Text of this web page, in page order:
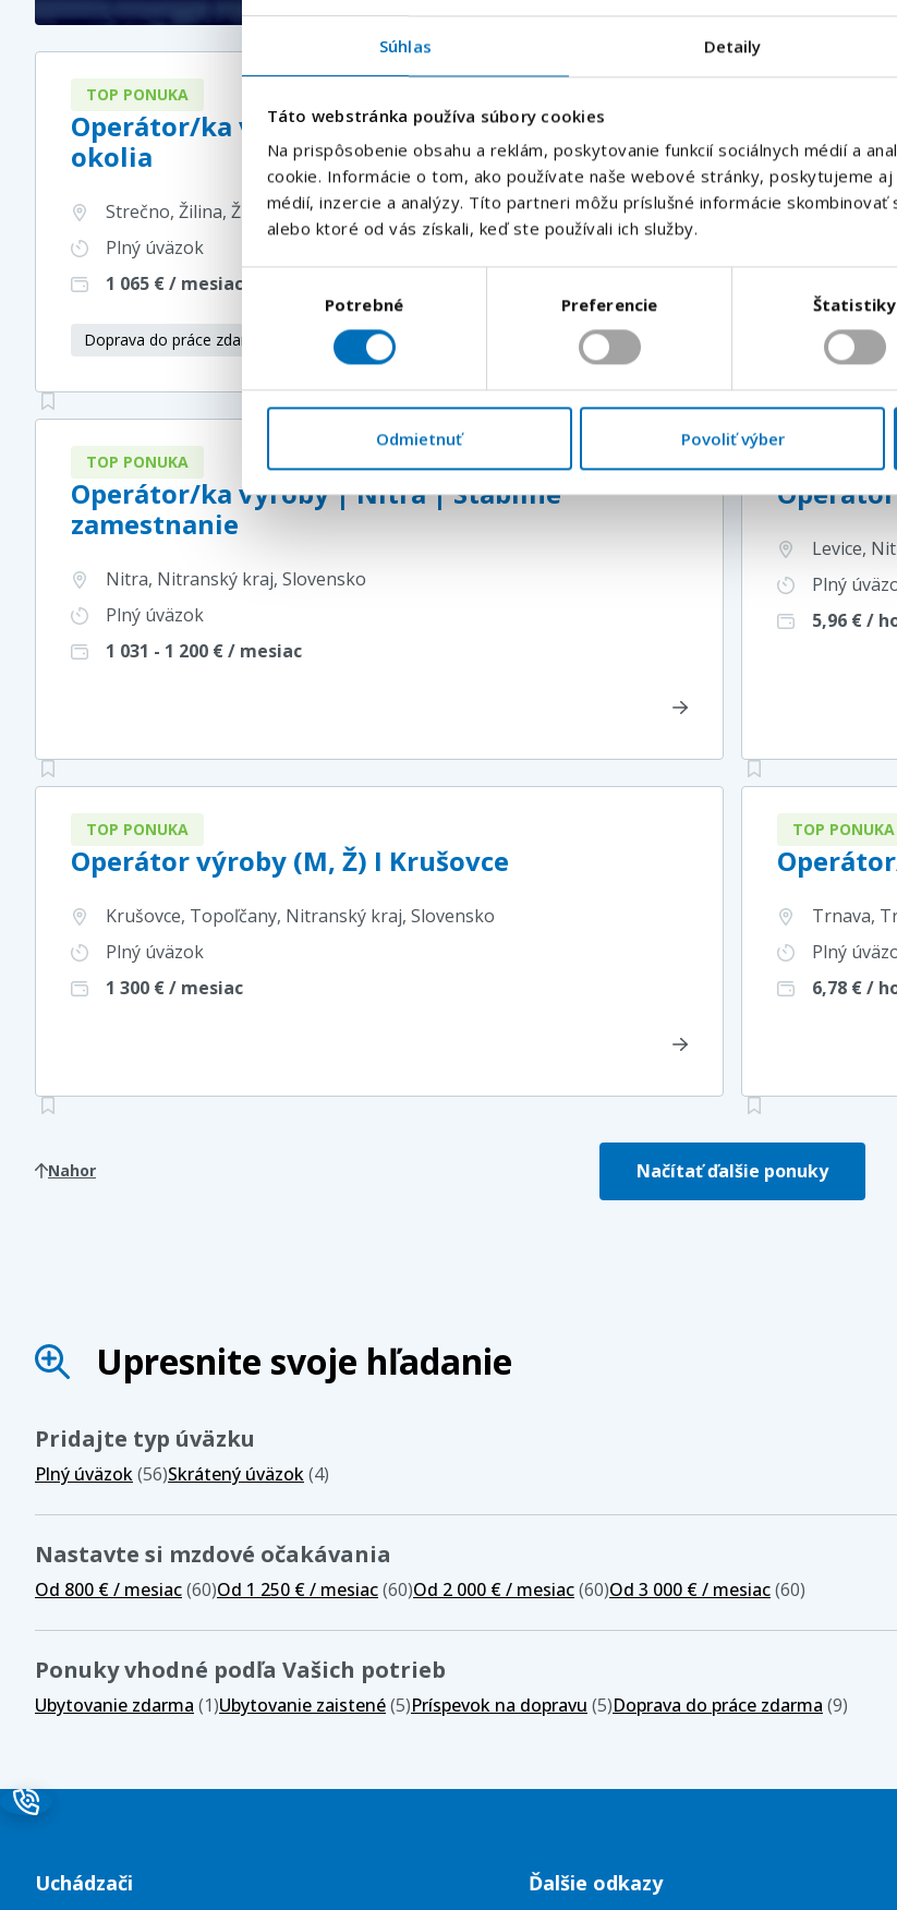
Súhlas Detaily
Táto webstránka používa súbory cookies
Na prispôsobenie obsahu a reklám, poskytovanie funkcií sociálnych médií a
cookie. Informácie o tom, ako používate naše webové stránky, poskytujeme
médií, inzercie a analýzy. Títo partneri môžu príslušné informácie
alebo ktoré od vás získali, keď ste používali ich služby.
Výber
Potrebné Preferencie Štatistiky
Odmietnuť Povoliť výber
TOP PONUKA
Operátor/ka výroby | Strečno | Doprava z
okolia
Strečno, Žilina, Žilinský kraj, Slovensko
Plný úväzok
1 065 € / mesiac
Doprava do práce zdarma
Prešov,
TOP PONUKA
Operátor/ka výroby | Nitra | Stabilné
zamestnanie
Nitra, Nitranský kraj, Slovensko
Plný úväzok
1 031 - 1 200 € / mesiac
TOP PONUKA
Levice,
Plný
5,96 € /
TOP PONUKA
Operátor výroby (M, Ž) I Krušovce
Krušovce, Topoľčany, Nitranský kraj, Slovensko
Plný úväzok
1 300 € / mesiac
TOP PONUKA
Trnava,
Plný
6,78 € /
Načítať ďalšie ponuky
Nahor
Upresnite svoje hľadanie
Pridajte typ úväzku
Plný úväzok(56)Skrátený úväzok(4)
Nastavte si mzdové očakávania
Od 800 € / mesiac(60)Od 1 250 € / mesiac(60)Od 2 000 € / mesiac(60)Od 3 000 € / mesiac(60)
Ponuky vhodné podľa Vašich potrieb
Ubytovanie zdarma (1)Ubytovanie zaistené(5)Príspevok na dopravu (5)Doprava do práce zdarma (9)
Váš e-mail*
+421
Predvoľba
Odoslaním súhlasíte sa
Uchádzači Ďalšie odkazy